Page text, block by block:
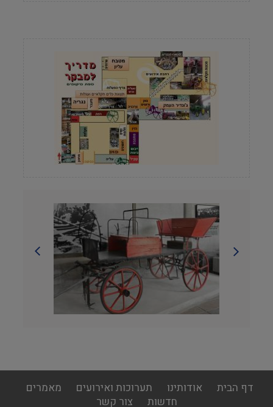
footer
menu
דף הבית אודותינו תערוכות ואירועים
מאמרים
חדשות
צור קשר